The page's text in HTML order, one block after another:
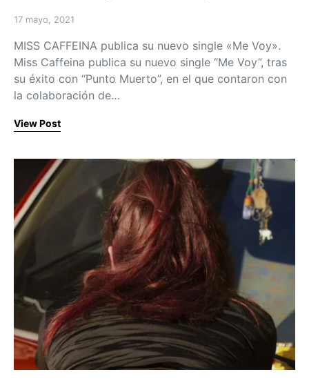
Posted on
17 mayo, 2021
MISS CAFFEINA publica su nuevo single «Me Voy».
Miss Caffeina publica su nuevo single “Me Voy”, tras
su éxito con “Punto Muerto”, en el que contaron con
la colaboración de…
View Post